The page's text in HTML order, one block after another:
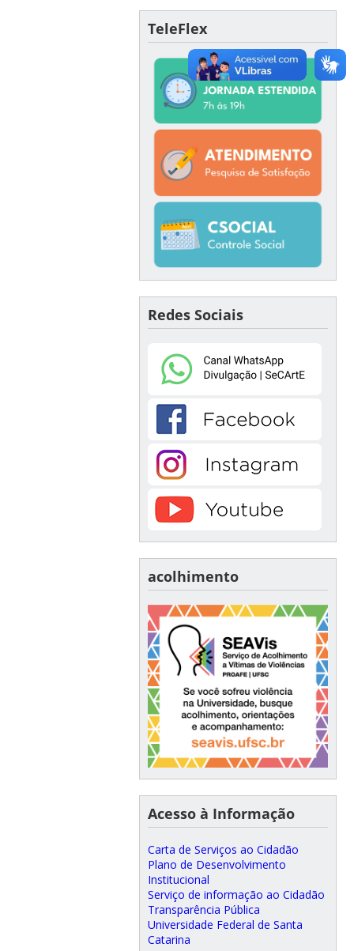
TeleFlex
Redes Sociais
acolhimento
Acesso à Informação
Carta de Serviços ao Cidadão
Plano de Desenvolvimento
Institucional
Serviço de informação ao Cidadão
Transparência Pública
Universidade Federal de Santa
Catarina